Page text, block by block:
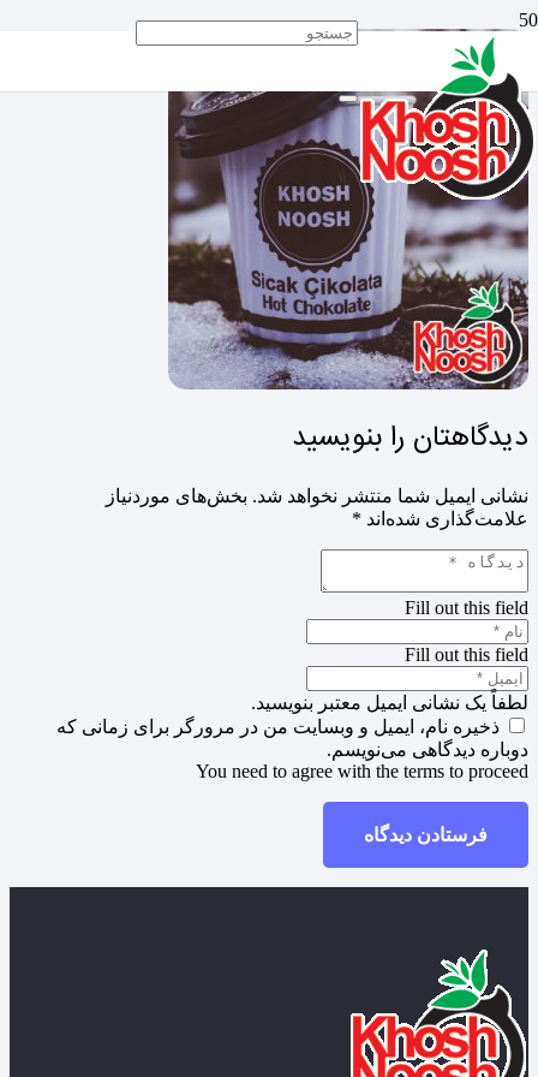
دیدگاهتان را بنویسید
نشانی ایمیل شما منتشر نخواهد شد. بخش‌های موردنیاز
علامت‌گذاری شده‌اند *
Fill out this field
Fill out this field
لطفاً یک نشانی ایمیل معتبر بنویسید.
ذخیره نام، ایمیل و وبسایت من در مرورگر برای زمانی که
دوباره دیدگاهی می‌نویسم.
You need to agree with the terms to proceed
فرستادن دیدگاه